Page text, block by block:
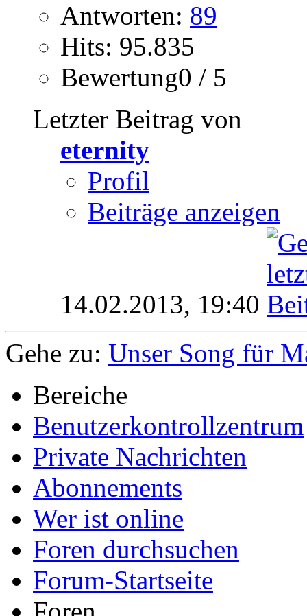
Antworten: 89
Hits: 95.835
Bewertung0 / 5
Letzter Beitrag von
eternity
Profil
Beiträge anzeigen
14.02.2013, 19:40
Gehe zu: Unser Song für
Bereiche
Benutzerkontrollzentrum
Private Nachrichten
Abonnements
Wer ist online
Foren durchsuchen
Forum-Startseite